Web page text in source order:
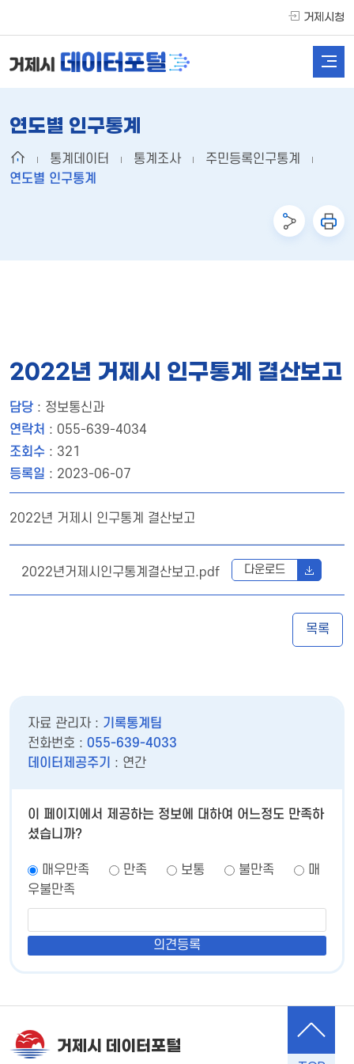
거제시청
연도별 인구통계
통계데이터 통계조사
주민등록인구통계
연도별 인구통계
2022년 거제시 인구통계 결산보고
담당 : 정보통신과
연락처 : 055-639-4034
조회수 : 321
등록일 : 2023-06-07
2022년 거제시 인구통계 결산보고
2022년거제시인구통계결산보고.pdf 다운로드
목록
자료 관리자 : 기록통계팀
전화번호 : 055-639-4033
데이터제공주기
: 연간
이 페이지에서 제공하는 정보에 대하여 어느정도 만족하
셨습니까?
매우만족 만족 보통 불만족
매
우불만족
거제시 데이터포털